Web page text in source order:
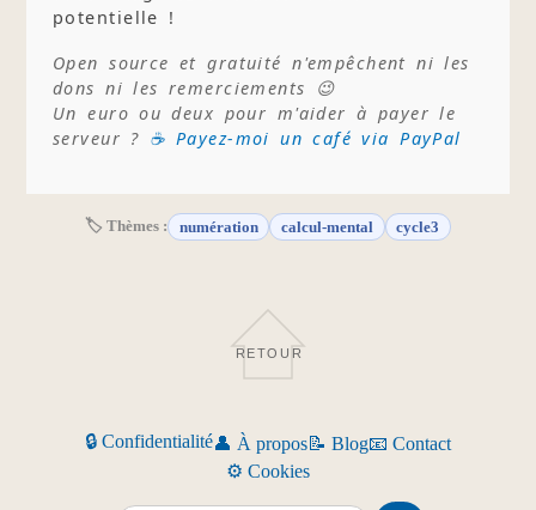
potentielle !
Open source et gratuité n'empêchent ni les
dons ni les remerciements 😉
Un euro ou deux pour m'aider à payer le
serveur ? ☕ Payez-moi un café via PayPal
🏷 Thèmes : numération calcul-mental cycle3
RETOUR
🔒 Confidentialité👤 À propos📝 Blog📧 Contact
⚙️ Cookies